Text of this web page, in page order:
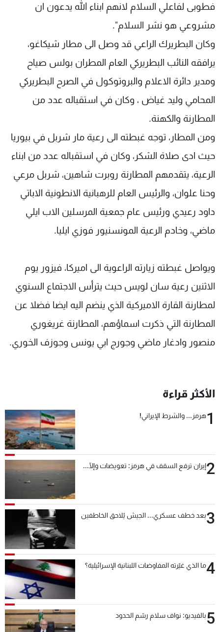
فطوبى لفاعلي السلام لانهم ابناء الله يدعون ان
مشروعي هو نشر السلام".
وكان البطريرك الراعي قد وصل الى مطار شيكاغو،
يرافقه النائب البطريركي العام المطران بولس صياح
ومدير دائرة الاعلام والبروتوكول في الصرح البطريركي
المحامي وليد غياض ، وكان في استقباله عدد من
المطارنة والكهنة.
ومن المطار، توجه غبطته الى رعية مار شربل في بيوريا
حيث ادى صلاة الشكر، وكان في استقباله عدد من ابناء
الرعية، يتقدمهم المطارنة روبرت شاهين، شربل مرعي
وحنا علوان، والرئيس العام للرهبانية الانطونية الاباتي
داود رعيدي ورئيس عام جمعية المرسلين الاب ايلي
ماضي، وخادم الرعية المونسنيور فوزي ايليا.
ويواصل غبطته زيارته الراعوية الى اميركا، فيزور يوم
الاثنين رعية سان لويس حيث يترأس الاجتماع السنوي
لمطارنة القارة الاميركية الذي ينضم اليه ايضا فضلا عن
المطارنة التي ذكرت اسماؤهم، المطارنة غريغوري
منصور وادغار ماضي وجورج ابي يونس وجوزف الخوري.
الأكثر قراءة
1هرمز... والشرط الإيراني!
2إيران ترفع السقف في هرمز: تعويضات وإلّا...
3بعد خطف عسكري... الجيش يُلاحق الخاطفين
4ما الذي غيّرته المفاوضات اللبنانية الإسرائيلية؟
5بالفيديو: نواف سلام رسّم الحدود